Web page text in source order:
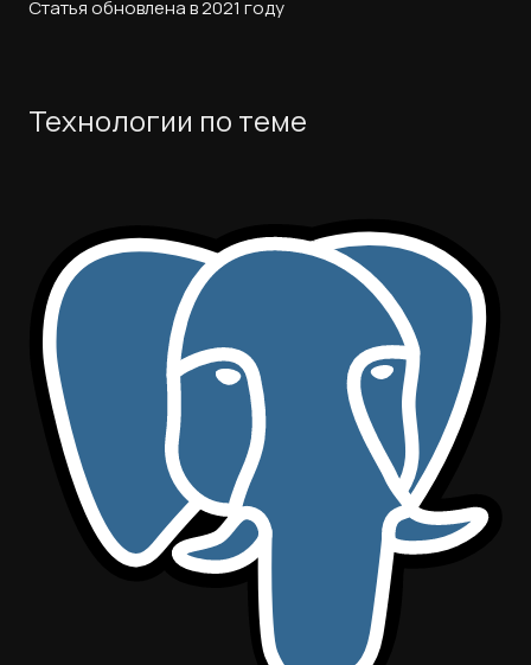
Статья обновлена в 2021 году
Технологии по теме